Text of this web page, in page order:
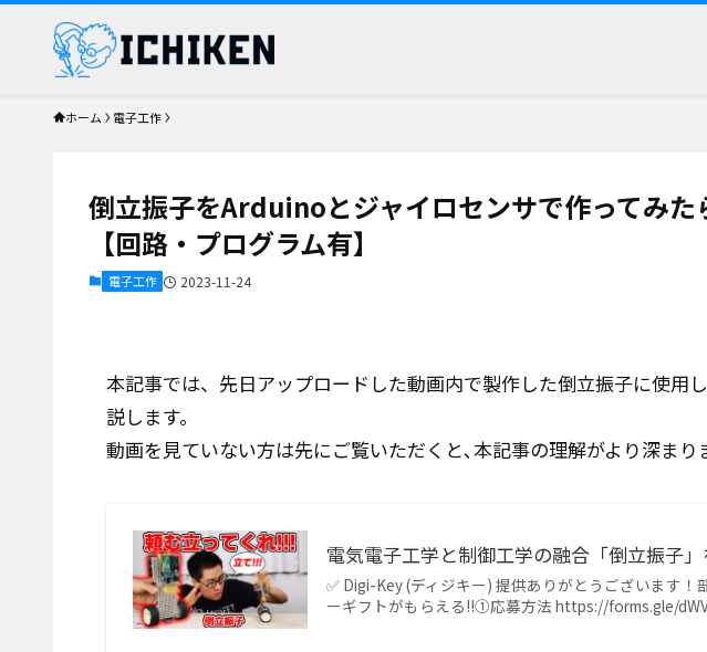
ホーム 電子工作
倒立振子をArduinoとジャイロセンサで作ってみた
【回路・プログラム有】
電子工作 2023-11-24
本記事では、先日アップロードした動画内で製作した倒立振子に使用
説します。
動画を見ていない方は先にご覧いただくと､本記事の理解がより深まり
電気電子工学と制御工学の融合「倒立振子
✅ Digi-Key (ディジキー) 提供ありがとうございます
ーギフトがもらえる!!①応募方法 https://forms.gle/